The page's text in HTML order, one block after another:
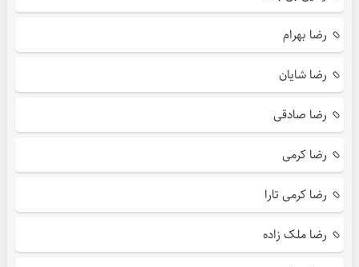
رضا بهرام
رضا شایان
رضا صادقی
رضا کرمی
رضا کرمی تارا
رضا ملک زاده